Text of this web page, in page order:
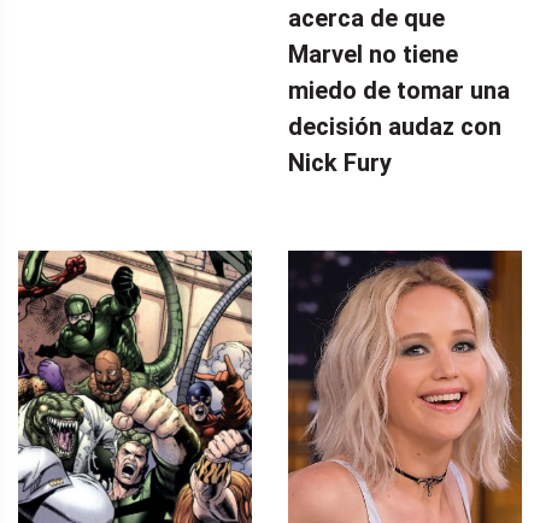
acerca de que
Marvel no tiene
miedo de tomar una
decisión audaz con
Nick Fury